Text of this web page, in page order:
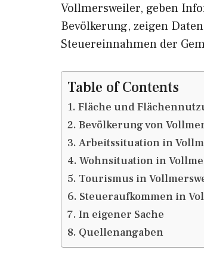
Vollmersweiler, geben
Bevölkerung, zeigen
Steuereinnahmen der
Table of Contents
Fläche und
Bevölkerung von
Arbeitssituation in
Wohnsituation in
Tourismus in
Steueraufkommen in
In eigener Sache
Quellenangaben